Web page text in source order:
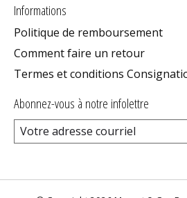
Informations
Politique de remboursement
Comment faire un retour
Termes et conditions
Abonnez-vous à notre infolettre